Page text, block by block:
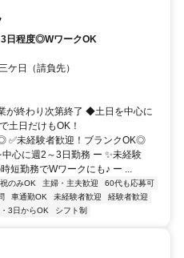
日程度◎WワークOK
ケ日（請負先）
が終わり次第終了 ◆土日を中心に
土日だけもOK！
✅未経験者歓迎！ブランクOK◎
心に週2～3日勤務 ー ✨未経験
短勤務でWワークにも♪ ー ...
のみOK 主婦・主夫歓迎
60代も応募可
車通勤OK 未経験者歓迎
経験者歓迎
3日からOK シフト制